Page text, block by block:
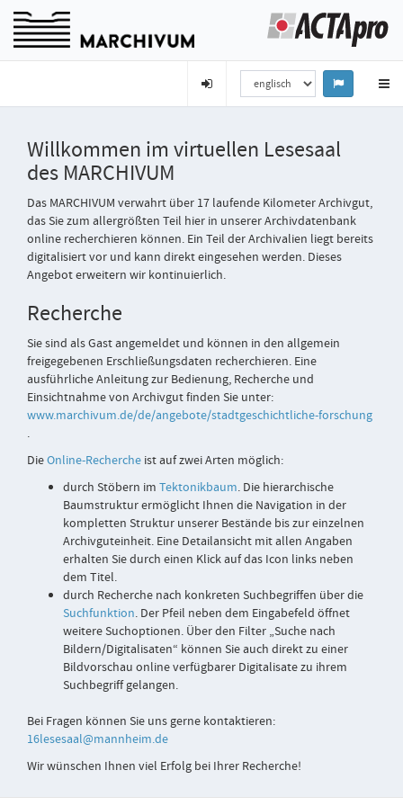
Willkommen im virtuellen Lesesaal
des MARCHIVUM
Das MARCHIVUM verwahrt über 17 laufende Kilometer Archivgut,
das Sie zum allergrößten Teil hier in unserer Archivdatenbank
online recherchieren können. Ein Teil der Archivalien liegt bereits
digitalisiert vor und kann direkt eingesehen werden. Dieses
Angebot erweitern wir kontinuierlich.
Recherche
Sie sind als Gast angemeldet und können in den allgemein
freigegebenen Erschließungsdaten recherchieren. Eine
ausführliche Anleitung zur Bedienung, Recherche und
Einsichtnahme von Archivgut finden Sie unter:
www.marchivum.de/de/angebote/stadtgeschichtliche-forschung
.
DieOnline-Recherche ist auf zwei Arten möglich:
durch Stöbern im Tektonikbaum. Die hierarchische
Baumstruktur ermöglicht Ihnen die Navigation in der
kompletten Struktur unserer Bestände bis zur einzelnen
Archivguteinheit. Eine Detailansicht mit allen Angaben
erhalten Sie durch einen Klick auf das Icon links neben
dem Titel.
durch Recherche nach konkreten Suchbegriffen über die
Suchfunktion. Der Pfeil neben dem Eingabefeld öffnet
weitere Suchoptionen. Über den Filter „Suche nach
Bildern/Digitalisaten“ können Sie auch direkt zu einer
Bildvorschau online verfügbarer Digitalisate zu ihrem
Suchbegriff gelangen.
Bei Fragen können Sie uns gerne kontaktieren:
16lesesaal@mannheim.de
Wir wünschen Ihnen viel Erfolg bei Ihrer Recherche!